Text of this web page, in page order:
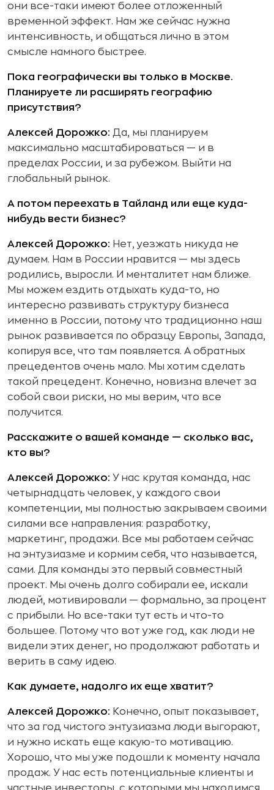
они все-таки имеют более отложенный
временной эффект. Нам же сейчас нужна
интенсивность, и общаться лично в этом
смысле намного быстрее.
Пока географически вы только в Москве.
Планируете ли расширять географию
присутствия?
Алексей Дорожко: Да, мы планируем
максимально масштабироваться — и в
пределах России, и за рубежом. Выйти на
глобальный рынок.
А потом переехать в Тайланд или еще куда-
нибудь вести бизнес?
Алексей Дорожко: Нет, уезжать никуда не
думаем. Нам в России нравится — мы здесь
родились, выросли. И менталитет нам ближе.
Мы можем ездить отдыхать куда-то, но
интересно развивать структуру бизнеса
именно в России, потому что традиционно наш
рынок развивается по образцу Европы, Запада,
копируя все, что там появляется. А обратных
прецедентов очень мало. Мы хотим сделать
такой прецедент. Конечно, новизна влечет за
собой свои риски, но мы верим, что все
получится.
Расскажите о вашей команде — сколько вас,
кто вы?
Алексей Дорожко: У нас крутая команда, нас
четырнадцать человек, у каждого свои
компетенции, мы полностью закрываем своими
силами все направления: разработку,
маркетинг, продажи. Все мы работаем сейчас
на энтузиазме и кормим себя, что называется,
сами. Для команды это первый совместный
проект. Мы очень долго собирали ее, искали
людей, мотивировали — формально, за процент
с прибыли. Но все-таки тут есть и что-то
большее. Потому что вот уже год, как люди не
видели этих денег, но продолжают работать и
верить в саму идею.
Как думаете, надолго их еще хватит?
Алексей Дорожко: Конечно, опыт показывает,
что за год чистого энтузиазма люди выгорают,
и нужно искать еще какую-то мотивацию.
Хорошо, что мы уже подошли к моменту начала
продаж. У нас есть потенциальные клиенты и